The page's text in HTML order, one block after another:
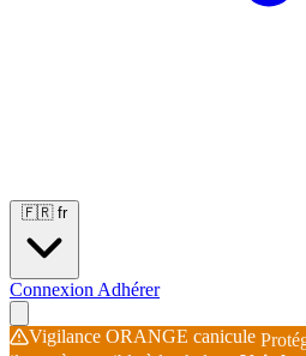
🇫🇷 fr
Connexion Adhérer
Vigilance ORANGE canicule